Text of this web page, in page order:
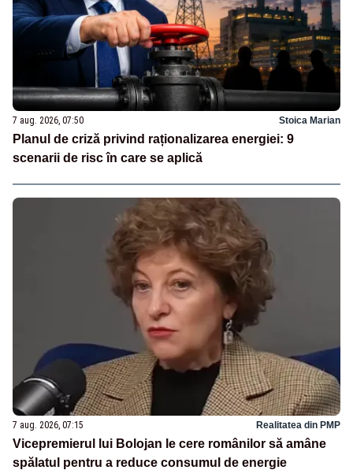
7 aug. 2026, 07:50 Stoica Marian
Planul de criză privind raționalizarea energiei: 9
scenarii de risc în care se aplică
7 aug. 2026, 07:15 Realitatea din PMP
Vicepremierul lui Bolojan le cere românilor să amâne
spălatul pentru a reduce consumul de energie